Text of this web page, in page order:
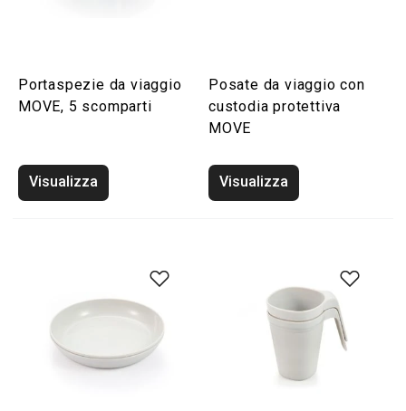
Portaspezie da viaggio
MOVE, 5 scomparti
Visualizza
Posate da viaggio con
custodia protettiva
MOVE
Visualizza